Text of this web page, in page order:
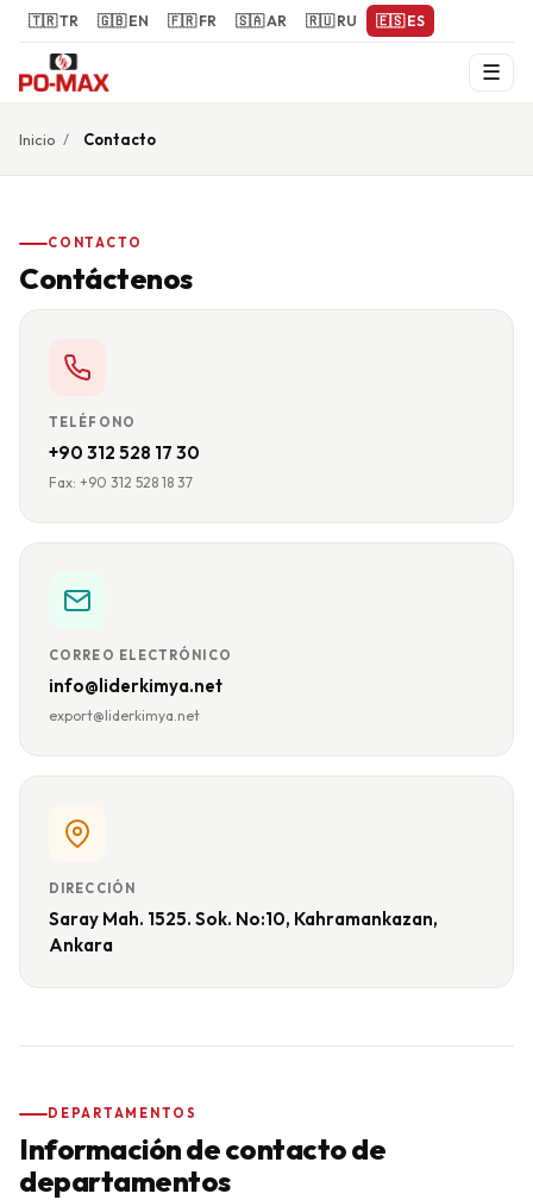
🇹🇷 TR 🇬🇧 EN 🇫🇷 FR 🇸🇦 AR 🇷🇺 RU 🇪🇸 ES
☰
Inicio / Contacto
CONTACTO
Contáctenos
TELÉFONO
+90 312 528 17 30
Fax: +90 312 528 18 37
CORREO ELECTRÓNICO
info@liderkimya.net
export@liderkimya.net
DIRECCIÓN
Saray Mah. 1525. Sok. No:10, Kahramankazan,
Ankara
DEPARTAMENTOS
Información de contacto de
departamentos